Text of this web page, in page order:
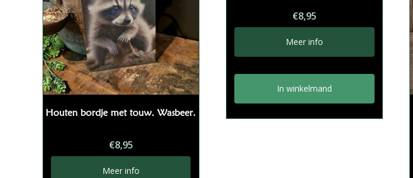
Houten bordje met touw. Wasbeer.
€8,95
Meer info
€8,95
Meer info
In winkelmand